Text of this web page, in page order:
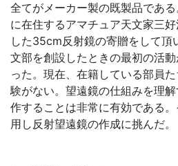
全てがメーカー製の既製品であ
に在住するアマチュア天文家三
した35cm反射鏡の寄贈をして頂
文部を創設したときの最初の活
った。現在、在籍している部員
験がない。望遠鏡の仕組みを理
作することは非常に有効である
用し反射望遠鏡の作成に挑んだ。